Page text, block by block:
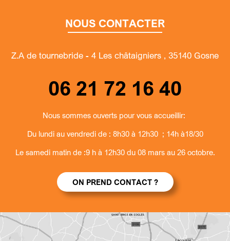
NOUS CONTACTER
Z.A de tournebride - 4 Les châtaigniers , 35140 Gosne
06 21 72 16 40
Nous sommes ouverts pour vous accueillir:
Du lundi au vendredi de : 8h30 à 12h30 ; 14h à18/30
Le samedi matin de :9 h à 12h30 du 08 mars au 26 octobre.
ON PREND CONTACT ?